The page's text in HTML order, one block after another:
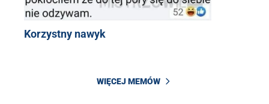
Korzystny nawyk
WIĘCEJ MEMÓW